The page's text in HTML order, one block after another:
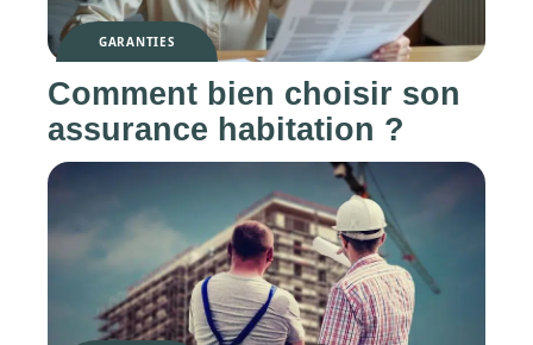
GARANTIES
Comment bien choisir son
assurance habitation ?